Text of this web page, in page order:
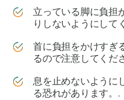
立っている脚に負担
りしないようにして
首に負担をかけすぎ
るので注意してくだ
息を止めないように
る恐れがあります。.